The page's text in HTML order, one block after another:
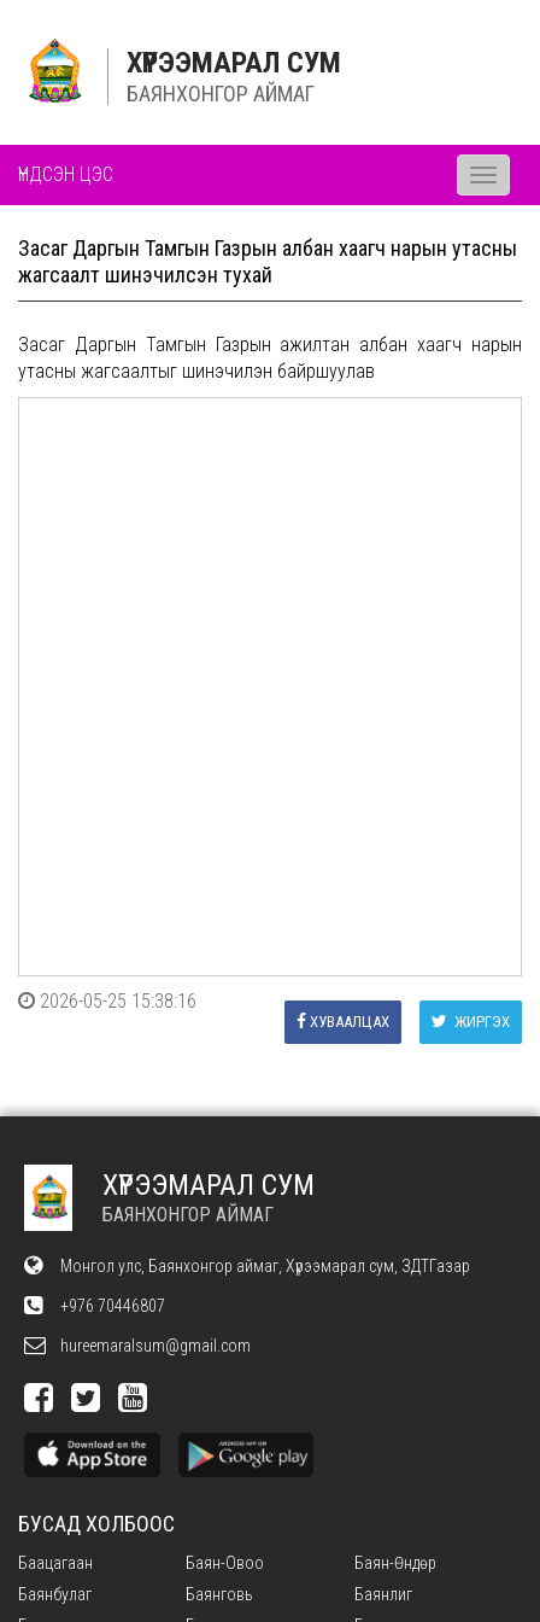
ХҮРЭЭМАРАЛ СУМ
БАЯНХОНГОР АЙМАГ
ҮНДСЭН ЦЭС
Toggle
Засаг Даргын Тамгын Газрын албан хаагч нарын утасны
жагсаалт шинэчилсэн тухай
Засаг Даргын Тамгын Газрын ажилтан албан хаагч нарын
утасны жагсаалтыг шинэчилэн байршуулав
2026-05-25 15:38:16
ЖИРГЭХ
ХУВААЛЦАХ
ХҮРЭЭМАРАЛ СУМ
БАЯНХОНГОР АЙМАГ
Монгол улс, Баянхонгор аймаг, Хүрээмарал сум, ЗДТГазар
+976 70446807
hureemaralsum@gmail.com
БУСАД ХОЛБООС
Баацагаан Баян-Овоо
Баян-Өндөр
Баянбулаг
Баянговь
Баянлиг